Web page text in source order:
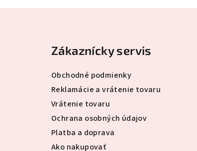
Zákaznícky servis
Obchodné podmienky
Reklamácie a vrátenie tovaru
Vrátenie tovaru
Ochrana osobných údajov
Platba a doprava
Ako nakupovať